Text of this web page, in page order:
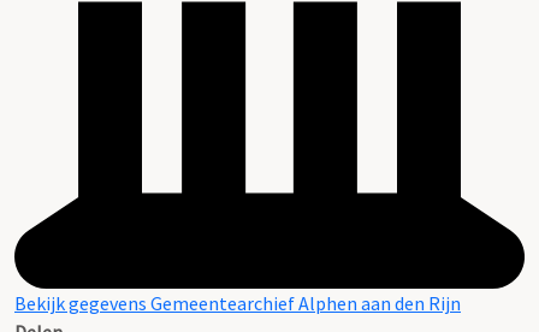
Bekijk gegevens Gemeentearchief Alphen aan den Rijn